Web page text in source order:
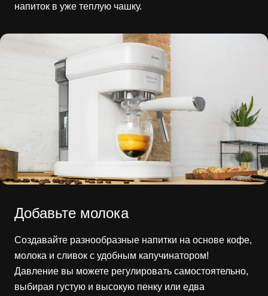
напиток в уже теплую чашку.
Добавьте молока
Создавайте разнообразные напитки на основе кофе,
молока и сливок с удобным капучинатором!
Давление вы можете регулировать самостоятельно,
выбирая густую и высокую пенку или едва